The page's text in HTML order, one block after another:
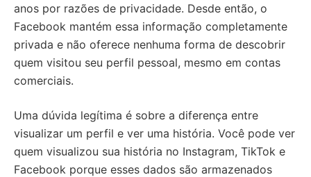
anos por razões de privacidade. Desde então, o
Facebook mantém essa informação completamente
privada e não oferece nenhuma forma de descobrir
quem visitou seu perfil pessoal, mesmo em contas
comerciais.
Uma dúvida legítima é sobre a diferença entre
visualizar um perfil e ver uma história. Você pode ver
quem visualizou sua história no Instagram, TikTok e
Facebook porque esses dados são armazenados